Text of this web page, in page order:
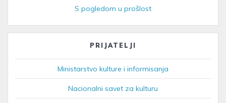
S pogledom u prošlost
PRIJATELJI
Ministarstvo kulture i informisanja
Nacionalni savet za kulturu